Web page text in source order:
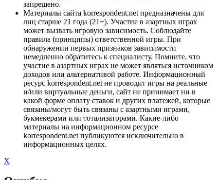
запрещено.
Материалы сайта korrespondent.net предназначены для
лиц старше 21 года (21+). Участие в азартных играх
может вызвать игровую зависимость. Соблюдайте
правила (принципы) ответственной игры. При
обнаружении первых признаков зависимости
немедленно обратитесь к специалисту. Помните, что
участие в азартных играх не может являться источником
доходов или альтернативой работе. Информационный
ресурс korrespondent.net не проводит игры на реальные
и/или виртуальные деньги, сайт не принимает ни в
какой форме оплату ставок и других платежей, которые
связаны/могут быть связаны с азартными играми,
букмекерами или тотализаторами. Какие-либо
материалы на информационном ресурсе
korrespondent.net публикуются исключительно в
информационных целях.
X